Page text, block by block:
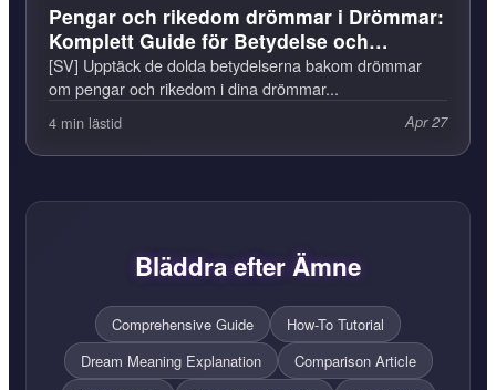
Pengar och rikedom drömmar i Drömmar:
Komplett Guide för Betydelse och
Tolkning
[SV] Upptäck de dolda betydelserna bakom drömmar
om pengar och rikedom i dina drömmar...
4 min lästid Apr 27
Bläddra efter Ämne
Comprehensive Guide
How-To Tutorial
Dream Meaning Explanation
Comparison Article